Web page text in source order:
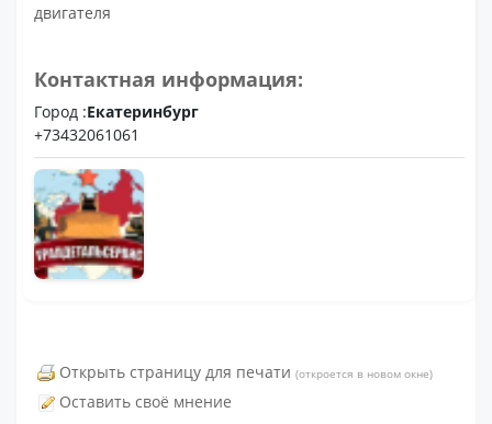
двигателя
Контактная информация:
Город :Екатеринбург
+73432061061
Открыть страницу для печати (откроется в новом окне)
Оставить своё мнение